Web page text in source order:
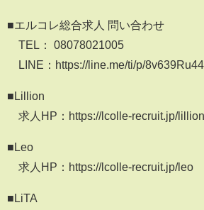
■エルコレ総合求人 問い合わせ
TEL： 08078021005
LINE：https://line.me/ti/p/
■Lillion
求人HP：https://lcolle-recruit.jp/
■Leo
求人HP：https://lcolle-recruit.jp/leo
■LiTA